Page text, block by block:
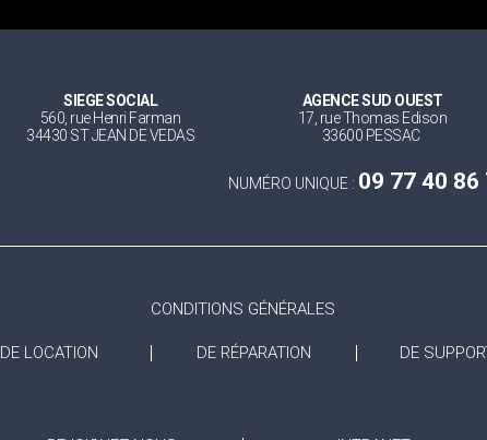
SIEGE SOCIAL
560, rue Henri Farman
34430 ST JEAN DE VEDAS
AGENCE SUD OUEST
17, rue Thomas Edison
33600 PESSAC
NUMÉRO UNIQUE : 09 77 40 86
CONDITIONS GÉNÉRALES
DE LOCATION DE RÉPARATION DE